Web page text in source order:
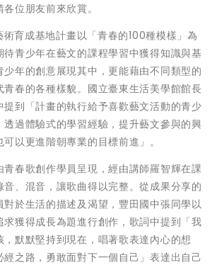
位朋友前來欣賞。
術育成基地計畫以「青春的100種模樣」為
青少年在藝文的課程學習中獲得知識與基
年的創意展現其中，更能藉由不同類型的
春的各種樣貌。國立臺東生活美學館館長
到「計畫的執行給予喜歡藝文活動的青少
過體驗式的學習經驗，提升藝文參與的興
以更進階朝專業的目標前進」。
春歌創作學員呈現，經由講師羅智輝在課
、混音，讓歌曲得以完整。從成果分享的
於生活的描述及渴望，豐田國中張同學以
獲得成長為題進行創作，歌詞中提到「我
默默堅持到現在，唱著歌表達內心的想
之路，勇敢面對下一個自己」表達出自己